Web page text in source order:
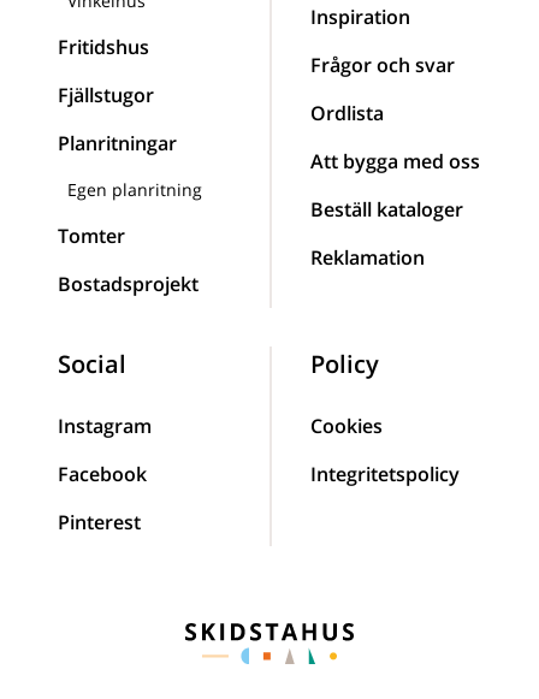
Fritidshus
Fjällstugor
Planritningar
Egen planritning
Tomter
Bostadsprojekt
Inspiration
Frågor och svar
Ordlista
Att bygga med oss
Beställ kataloger
Reklamation
Social
Instagram
Facebook
Pinterest
Policy
Cookies
Integritetspolicy